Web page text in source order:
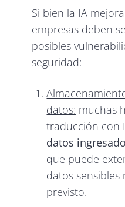
Si bien la IA
empresas deben
posibles
seguridad:
datos: muchas
traducción con
datos
que puede
datos sensibles
previsto.